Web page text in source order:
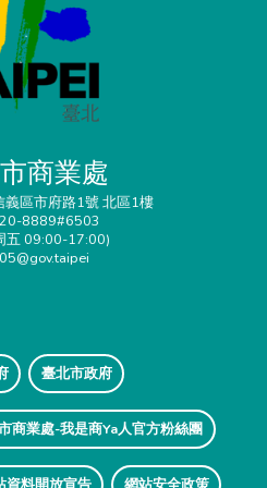
商業處
區市府路1號 北區1樓
8889#6503
五 09:00-17:00)
臺北市政府
商業處-我是商Ya人官方粉絲團